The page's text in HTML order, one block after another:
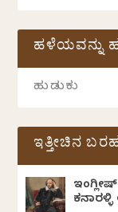
ಹಳೆಯವನ್ನು
ಇತ್ತೀಚಿನ